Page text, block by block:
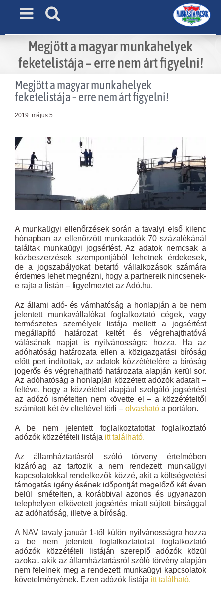
Megjött a magyar munkahelyek
feketelistája – erre nem árt figyelni!
Megjött a magyar munkahelyek
feketelistája – erre nem árt figyelni!
2019. május 5.
View
Larger
Image
A munkaügyi ellenőrzések során a tavalyi első kilenc
hónapban az ellenőrzött munkaadók 70 százalékánál
találtak munkaügyi jogsértést. Az adatok nemcsak a
közbeszerzések szempontjából lehetnek érdekesek,
de a jogszabályokat betartó vállalkozások számára
érdemes lehet megnézni, hogy a partnereik nincsenek-
e rajta a listán – figyelmeztet az Adó.hu.
Az állami adó- és vámhatóság a honlapján a be nem
jelentett munkavállalókat foglalkoztató cégek, vagy
természetes személyek listája mellett a jogsértést
megállapító határozat keltét és végrehajthatóvá
válásának napját is nyilvánosságra hozza. Ha az
adóhatóság határozata ellen a közigazgatási bíróság
előtt pert indítottak, az adatok közzétételére a bíróság
jogerős és végrehajtható határozata alapján kerül sor.
Az adóhatóság a honlapján közzétett adózók adatait –
feltéve, hogy a közzététel alapjául szolgáló jogsértést
az adózó ismételten nem követte el – a közzétételtől
számított két év elteltével törli – olvasható a portálon.
A be nem jelentett foglalkoztatottat foglalkoztató
adózók közzétételi listája itt található.
Az államháztartásról szóló törvény értelmében
kizárólag az tartozik a nem rendezett munkaügyi
kapcsolatokkal rendelkezők közzé, akit a költségvetési
támogatás igénylésének időpontját megelőző két éven
belül ismételten, a korábbival azonos és ugyanazon
telephelyen elkövetett jogsértés miatt sújtott bírsággal
az adóhatóság, illetve a bíróság.
A NAV tavaly január 1-től külön nyilvánosságra hozza
a be nem jelentett foglalkoztatottat foglalkoztató
adózók közzétételi listáján szereplő adózók közül
azokat, akik az államháztartásról szóló törvény alapján
nem felelnek meg a rendezett munkaügyi kapcsolatok
követelményének. Ezen adózók listája itt található.